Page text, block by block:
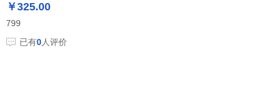
￥325.00
799
已有0人评价